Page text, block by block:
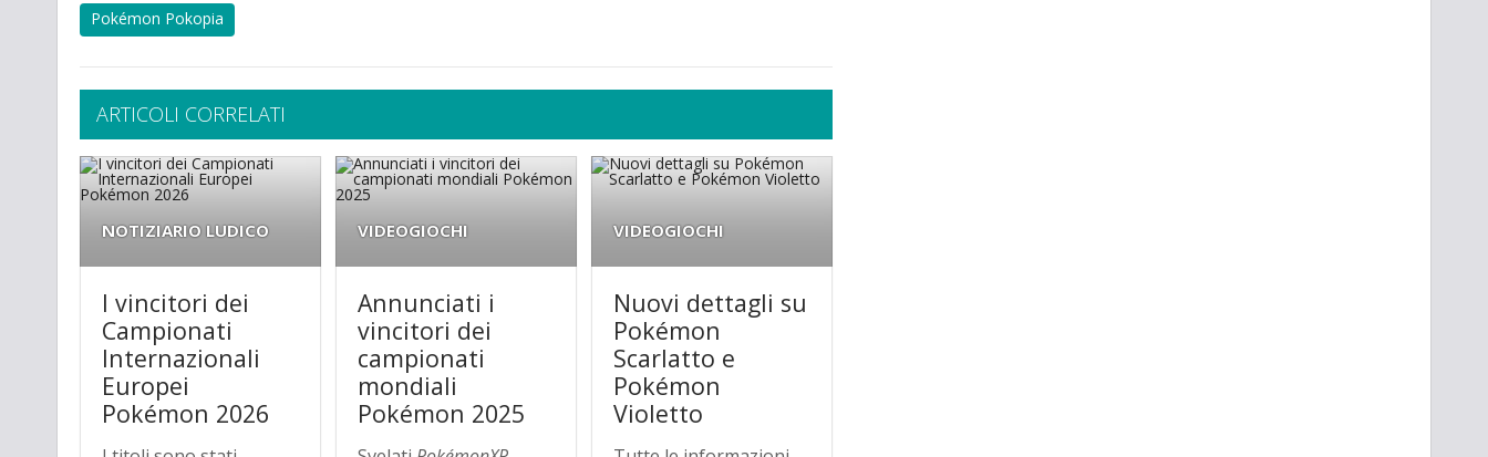
Pokémon Pokopia
ARTICOLI CORRELATI
NOTIZIARIO LUDICO
I vincitori dei
Campionati
Internazionali
Europei
Pokémon 2026
VIDEOGIOCHI
Annunciati i
vincitori dei
campionati
mondiali
Pokémon 2025
VIDEOGIOCHI
Nuovi dettagli su
Pokémon
Scarlatto e
Pokémon
Violetto